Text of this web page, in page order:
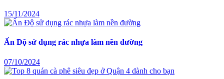
15/11/2024
Ấn Độ sử dụng rác nhựa làm nền đường
07/10/2024